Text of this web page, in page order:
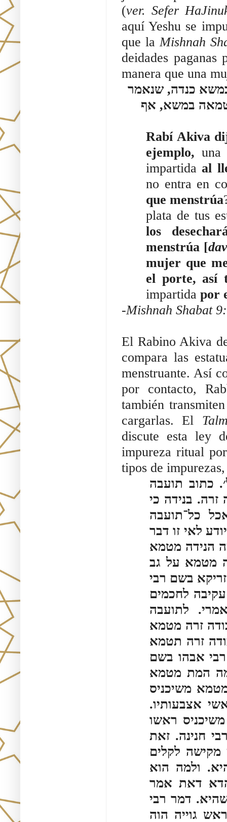
(ver. Sefer
aquí Yeshu se
que la Mishnah
deidades
manera que una
Rabí Akiva
ejemplo, una
impartida al
no entra en
que menstrúa
plata de tus
los
menstrúa [
mujer que
el porte, así
impartida por
-Mishnah Shabat
El Rabino Akiva
compara las
menstruante. Así
por contacto,
también
cargarlas. El
discute esta ley
impureza ritual
tipos de